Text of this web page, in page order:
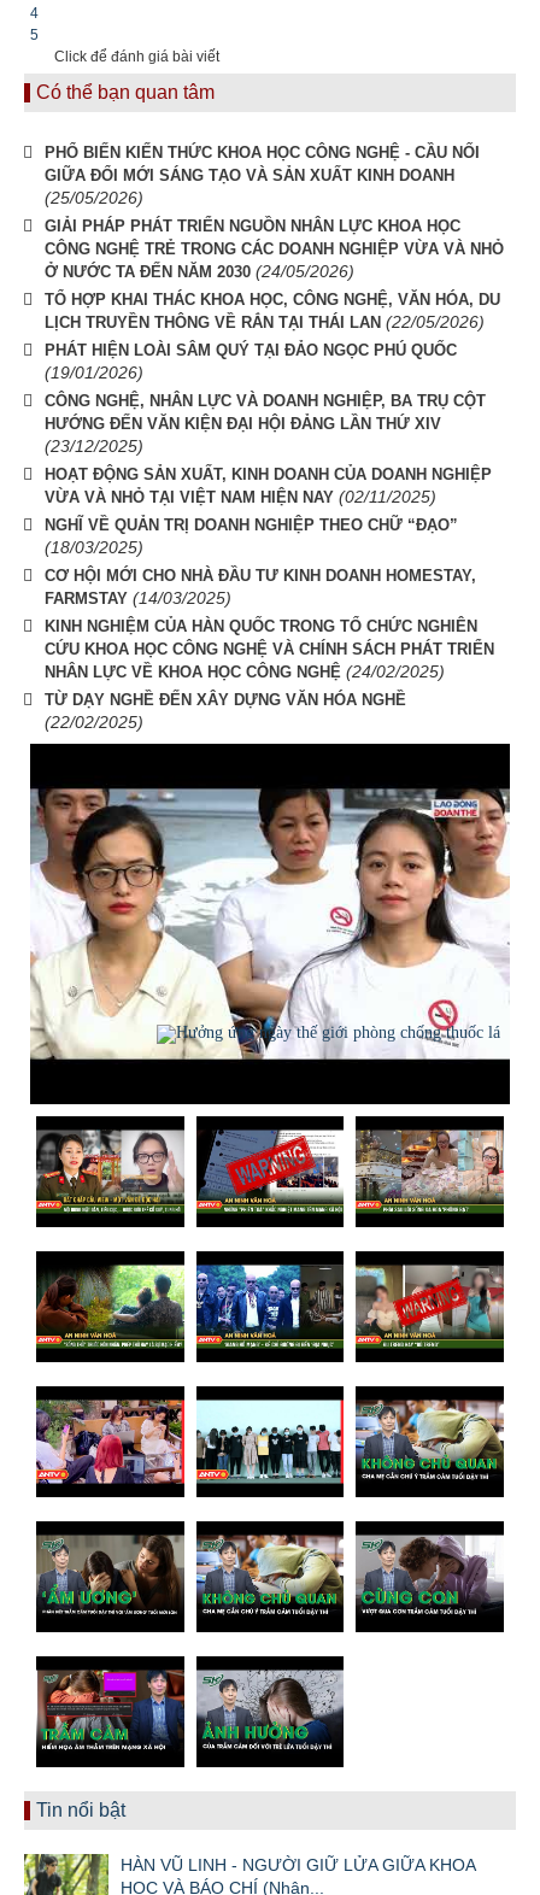
4
5
Click để đánh giá bài viết
Có thể bạn quan tâm
PHỔ BIẾN KIẾN THỨC KHOA HỌC CÔNG NGHỆ - CẦU NỐI
GIỮA ĐỔI MỚI SÁNG TẠO VÀ SẢN XUẤT KINH DOANH
(25/05/2026)
GIẢI PHÁP PHÁT TRIỂN NGUỒN NHÂN LỰC KHOA HỌC
CÔNG NGHỆ TRẺ TRONG CÁC DOANH NGHIỆP VỪA VÀ NHỎ
Ở NƯỚC TA ĐẾN NĂM 2030 (24/05/2026)
TỔ HỢP KHAI THÁC KHOA HỌC, CÔNG NGHỆ, VĂN HÓA, DU
LỊCH TRUYỀN THÔNG VỀ RẮN TẠI THÁI LAN (22/05/2026)
PHÁT HIỆN LOÀI SÂM QUÝ TẠI ĐẢO NGỌC PHÚ QUỐC
(19/01/2026)
CÔNG NGHỆ, NHÂN LỰC VÀ DOANH NGHIỆP, BA TRỤ CỘT
HƯỚNG ĐẾN VĂN KIỆN ĐẠI HỘI ĐẢNG LẦN THỨ XIV
(23/12/2025)
HOẠT ĐỘNG SẢN XUẤT, KINH DOANH CỦA DOANH NGHIỆP
VỪA VÀ NHỎ TẠI VIỆT NAM HIỆN NAY (02/11/2025)
NGHĨ VỀ QUẢN TRỊ DOANH NGHIỆP THEO CHỮ “ĐẠO”
(18/03/2025)
CƠ HỘI MỚI CHO NHÀ ĐẦU TƯ KINH DOANH HOMESTAY,
FARMSTAY (14/03/2025)
KINH NGHIỆM CỦA HÀN QUỐC TRONG TỔ CHỨC NGHIÊN
CỨU KHOA HỌC CÔNG NGHỆ VÀ CHÍNH SÁCH PHÁT TRIỂN
NHÂN LỰC VỀ KHOA HỌC CÔNG NGHỆ (24/02/2025)
TỪ DẠY NGHỀ ĐẾN XÂY DỰNG VĂN HÓA NGHỀ
(22/02/2025)
Tin nổi bật
HÀN VŨ LINH - NGƯỜI GIỮ LỬA GIỮA KHOA
HỌC VÀ BÁO CHÍ (Nhân...